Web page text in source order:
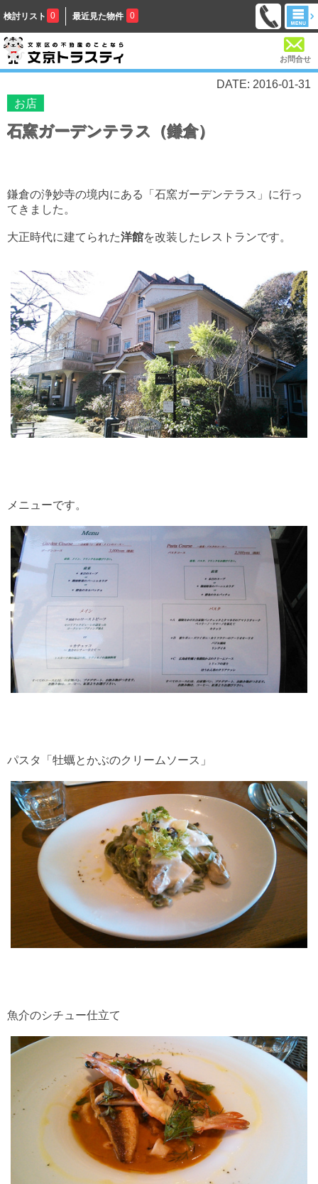
検討リスト 0 最近見た物件 0
お問合せ
DATE: 2016-01-31
お店
石窯ガーデンテラス（鎌倉）
鎌倉の浄妙寺の境内にある「石窯ガーデンテラス」に行っ
てきました。
大正時代に建てられた洋館を改装したレストランです。
メニューです。
パスタ「牡蠣とかぶのクリームソース」
魚介のシチュー仕立て